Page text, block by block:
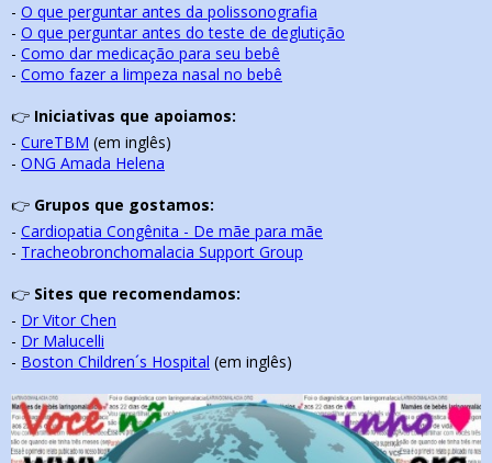
- O que perguntar antes da polissonografia
- O que perguntar antes do teste de deglutição
- Como dar medicação para seu bebê
- Como fazer a limpeza nasal no bebê
👉 Iniciativas que apoiamos:
- CureTBM (em inglês)
- ONG Amada Helena
👉 Grupos que gostamos:
- Cardiopatia Congênita - De mãe para mãe
- Tracheobronchomalacia Support Group
👉 Sites que recomendamos:
- Dr Vitor Chen
- Dr Malucelli
- Boston Children´s Hospital (em inglês)